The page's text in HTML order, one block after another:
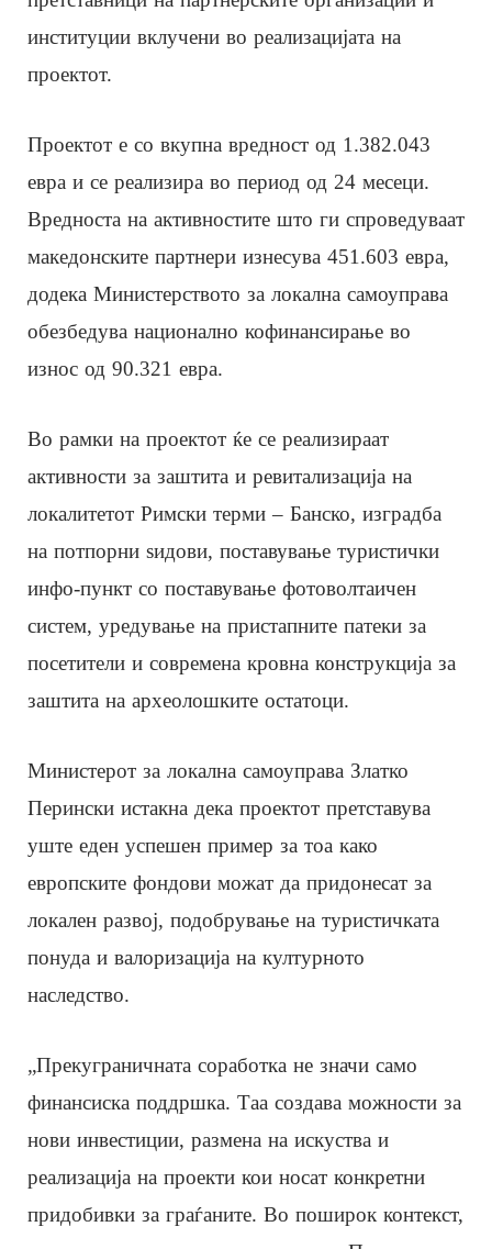
институции вклучени во реализацијата на
проектот.
Проектот е со вкупна вредност од 1.382.043
евра и се реализира во период од 24 месеци.
Вредноста на активностите што ги спроведуваат
македонските партнери изнесува 451.603 евра,
додека Министерството за локална самоуправа
обезбедува национално кофинансирање во
износ од 90.321 евра.
Во рамки на проектот ќе се реализираат
активности за заштита и ревитализација на
локалитетот Римски терми – Банско, изградба
на потпорни ѕидови, поставување туристички
инфо-пункт со поставување фотоволтаичен
систем, уредување на пристапните патеки за
посетители и современа кровна конструкција за
заштита на археолошките остатоци.
Министерот за локална самоуправа Златко
Перински истакна дека проектот претставува
уште еден успешен пример за тоа како
европските фондови можат да придонесат за
локален развој, подобрување на туристичката
понуда и валоризација на културното
наследство.
„Прекуграничната соработка не значи само
финансиска поддршка. Таа создава можности за
нови инвестиции, размена на искуства и
реализација на проекти кои носат конкретни
придобивки за граѓаните. Во поширок контекст,